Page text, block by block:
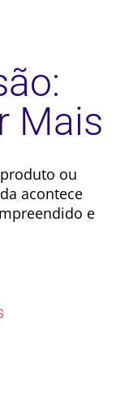
Mais
ou
acontece
e